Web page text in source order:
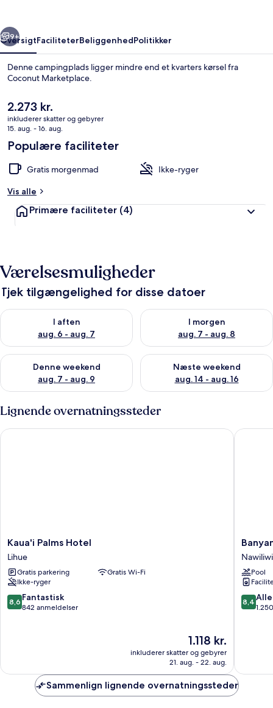
Gear
Tæt på stranden, hvidt sand
Næste
9+
OversigtFaciliteterBeliggenhedPolitikker
Denne campingplads ligger mindre end et kvarters kørsel fra
Coconut Marketplace.
Den
nuværende
pris
2.273 kr.
2.273 kr.
inkluderer skatter og gebyrer
15. aug. - 16. aug.
Populære faciliteter
Gratis morgenmad
Ikke-ryger
Vis alle
Primære faciliteter (4)
Værelsesmuligheder
Tjek tilgængelighed for disse datoer
I aften
aug. 6 - aug. 7
Tjek tilgængelighed for i aften aug. 6 - aug. 7
I morgen
aug. 7 - aug. 8
Tjek tilgængelighed for i
Denne weekend
aug. 7 - aug. 9
Tjek tilgængelighed for denne weekend aug. 7 - aug. 9
Næste weekend
aug. 14 - aug. 16
Tjek tilgængelighed for næste
Lignende overnatningssteder
Kaua'i
Palms
Hotel
Lihue
Kaua'i Palms Hotel
Lihue
Gratis parkering
Gratis Wi-Fi
Ikke-ryger
8.6
ud
8,6 Fantastisk
842 anmeldelser
Prisen
1.118 kr.
1.118 kr.
inkluderer skatter og gebyrer
21. aug. - 22. aug.
Kaua'i Palms Hotel
Banyan
Harbor
Resort
Pool
8.4
ud
8,4
Banyan
Sammenlign lignende overnatningssteder